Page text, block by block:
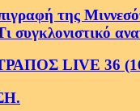
της
συγκλονιστικό
LIVE 36